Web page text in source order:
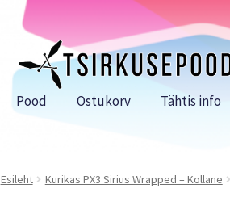
Liigu
navigeerimisele
Liigu
sisu
Pood Ostukorv Tähtis info
Esileht Kurikas PX3 Sirius Wrapped – Kollane